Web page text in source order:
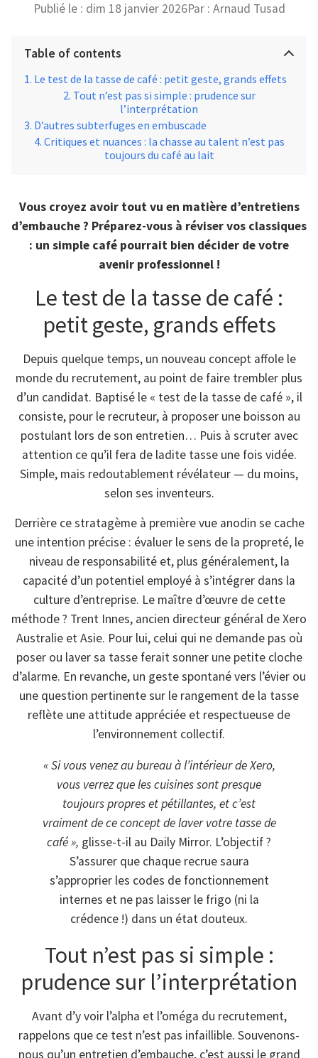
Publié le : dim 18 janvier 2026Par : Arnaud Tusad
Table of contents
Le test de la tasse de café : petit geste, grands effets
Tout n’est pas si simple : prudence sur
l’interprétation
D’autres subterfuges en embuscade
Critiques et nuances : la chasse au talent n’est pas
toujours du café au lait
Vous croyez avoir tout vu en matière d’entretiens
d’embauche ? Préparez-vous à réviser vos classiques
: un simple café pourrait bien décider de votre
avenir professionnel !
Le test de la tasse de café :
petit geste, grands effets
Depuis quelque temps, un nouveau concept affole le
monde du recrutement, au point de faire trembler plus
d’un candidat. Baptisé le « test de la tasse de café », il
consiste, pour le recruteur, à proposer une boisson au
postulant lors de son entretien… Puis à scruter avec
attention ce qu’il fera de ladite tasse une fois vidée.
Simple, mais redoutablement révélateur — du moins,
selon ses inventeurs.
Derrière ce stratagème à première vue anodin se cache
une intention précise : évaluer le sens de la propreté, le
niveau de responsabilité et, plus généralement, la
capacité d’un potentiel employé à s’intégrer dans la
culture d’entreprise. Le maître d’œuvre de cette
méthode ? Trent Innes, ancien directeur général de Xero
Australie et Asie. Pour lui, celui qui ne demande pas où
poser ou laver sa tasse ferait sonner une petite cloche
d’alarme. En revanche, un geste spontané vers l’évier ou
une question pertinente sur le rangement de la tasse
reflète une attitude appréciée et respectueuse de
l’environnement collectif.
« Si vous venez au bureau à l’intérieur de Xero,
vous verrez que les cuisines sont presque
toujours propres et pétillantes, et c’est
vraiment de ce concept de laver votre tasse de
café », glisse-t-il au Daily Mirror. L’objectif ?
S’assurer que chaque recrue saura
s’approprier les codes de fonctionnement
internes et ne pas laisser le frigo (ni la
crédence !) dans un état douteux.
Tout n’est pas si simple :
prudence sur l’interprétation
Avant d’y voir l’alpha et l’oméga du recrutement,
rappelons que ce test n’est pas infaillible. Souvenons-
nous qu’un entretien d’embauche, c’est aussi le grand